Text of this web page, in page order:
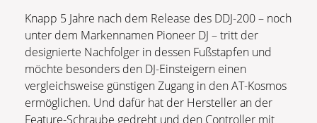
Knapp 5 Jahre nach dem Release des DDJ-200 – noch
unter dem Markennamen Pioneer DJ – tritt der
designierte Nachfolger in dessen Fußstapfen und
möchte besonders den DJ-Einsteigern einen
vergleichsweise günstigen Zugang in den AT-Kosmos
ermöglichen. Und dafür hat der Hersteller an der
Feature-Schraube gedreht und den Controller mit